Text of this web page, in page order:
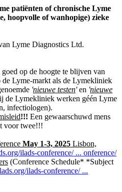
patiënten of chronische Lyme
hoopvolle of wanhopige) zieke
Lyme Diagnostics Ltd.
op de hoogte te blijven van
de Lyme-markt als de Lymekliniek
'nieuwe testen'en 'nieuwe
de Lymekliniek werken géén Lyme
infectiologen).
!!! Een gewaarschuwd mens
voor twee!!!
May 1-3, 2025 Lisbon,
ilads-conference/ ... onference/
(Conference Schedule* *Subject
ilads-conference/ ...